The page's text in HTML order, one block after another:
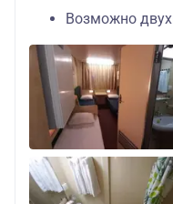
Возможно